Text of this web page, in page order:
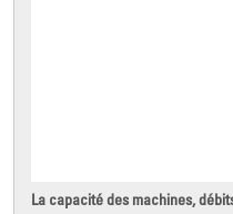
La capacité des machines,